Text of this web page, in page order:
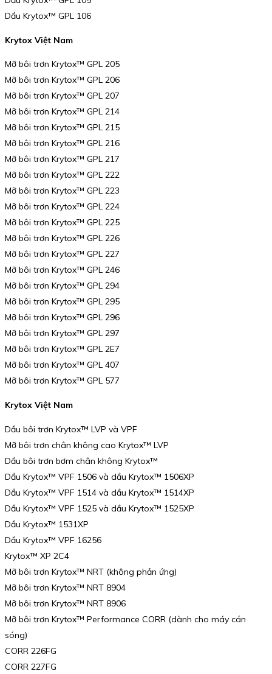
Dầu Krytox™ GPL 106
Krytox Việt Nam
Mỡ bôi trơn Krytox™ GPL 205
Mỡ bôi trơn Krytox™ GPL 206
Mỡ bôi trơn Krytox™ GPL 207
Mỡ bôi trơn Krytox™ GPL 214
Mỡ bôi trơn Krytox™ GPL 215
Mỡ bôi trơn Krytox™ GPL 216
Mỡ bôi trơn Krytox™ GPL 217
Mỡ bôi trơn Krytox™ GPL 222
Mỡ bôi trơn Krytox™ GPL 223
Mỡ bôi trơn Krytox™ GPL 224
Mỡ bôi trơn Krytox™ GPL 225
Mỡ bôi trơn Krytox™ GPL 226
Mỡ bôi trơn Krytox™ GPL 227
Mỡ bôi trơn Krytox™ GPL 246
Mỡ bôi trơn Krytox™ GPL 294
Mỡ bôi trơn Krytox™ GPL 295
Mỡ bôi trơn Krytox™ GPL 296
Mỡ bôi trơn Krytox™ GPL 297
Mỡ bôi trơn Krytox™ GPL 2E7
Mỡ bôi trơn Krytox™ GPL 407
Mỡ bôi trơn Krytox™ GPL 577
Krytox Việt Nam
Dầu bôi trơn Krytox™ LVP và VPF
Mỡ bôi trơn chân không cao Krytox™ LVP
Dầu bôi trơn bơm chân không Krytox™
Dầu Krytox™ VPF 1506 và dầu Krytox™ 1506XP
Dầu Krytox™ VPF 1514 và dầu Krytox™ 1514XP
Dầu Krytox™ VPF 1525 và dầu Krytox™ 1525XP
Dầu Krytox™ 1531XP
Dầu Krytox™ VPF 16256
Krytox™ XP 2C4
Mỡ bôi trơn Krytox™ NRT (không phản ứng)
Mỡ bôi trơn Krytox™ NRT 8904
Mỡ bôi trơn Krytox™ NRT 8906
Mỡ bôi trơn Krytox™ Performance CORR (dành cho máy cán
sóng)
CORR 226FG
CORR 227FG